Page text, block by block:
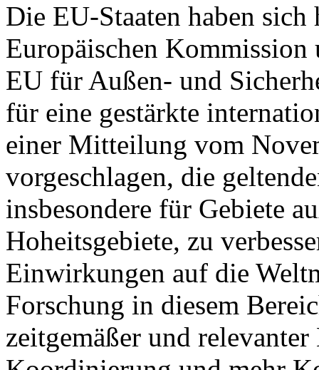
Die EU-Staaten haben
Europäischen Kommission
EU für Außen- und
für eine gestärkte
einer Mitteilung vom
vorgeschlagen, die
insbesondere für Gebiete
Hoheitsgebiete, zu
Einwirkungen auf die
Forschung in diesem
zeitgemäßer und